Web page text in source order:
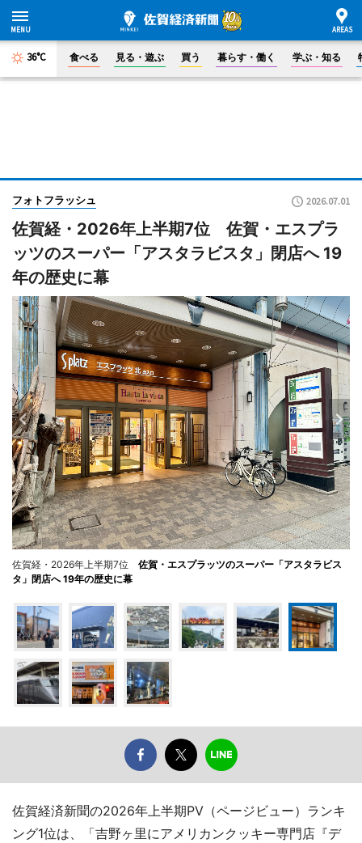
36°C 食べる 見る・遊ぶ 買う 暮らす・働く 学ぶ・知る
フォトフラッシュ 2026.07.01
佐賀経・2026年上半期7位 佐賀・エスプラ
ッツのスーパー「アスタラビスタ」閉店へ 19
年の歴史に幕
佐賀経・2026年上半期7位 佐賀・エスプラッツのスーパー「アスタラビス
タ」閉店へ 19年の歴史に幕
佐賀経済新聞の2026年上半期PV（ページビュー）ランキ
ング1位は、「吉野ヶ里にアメリカンクッキー専門店『デ